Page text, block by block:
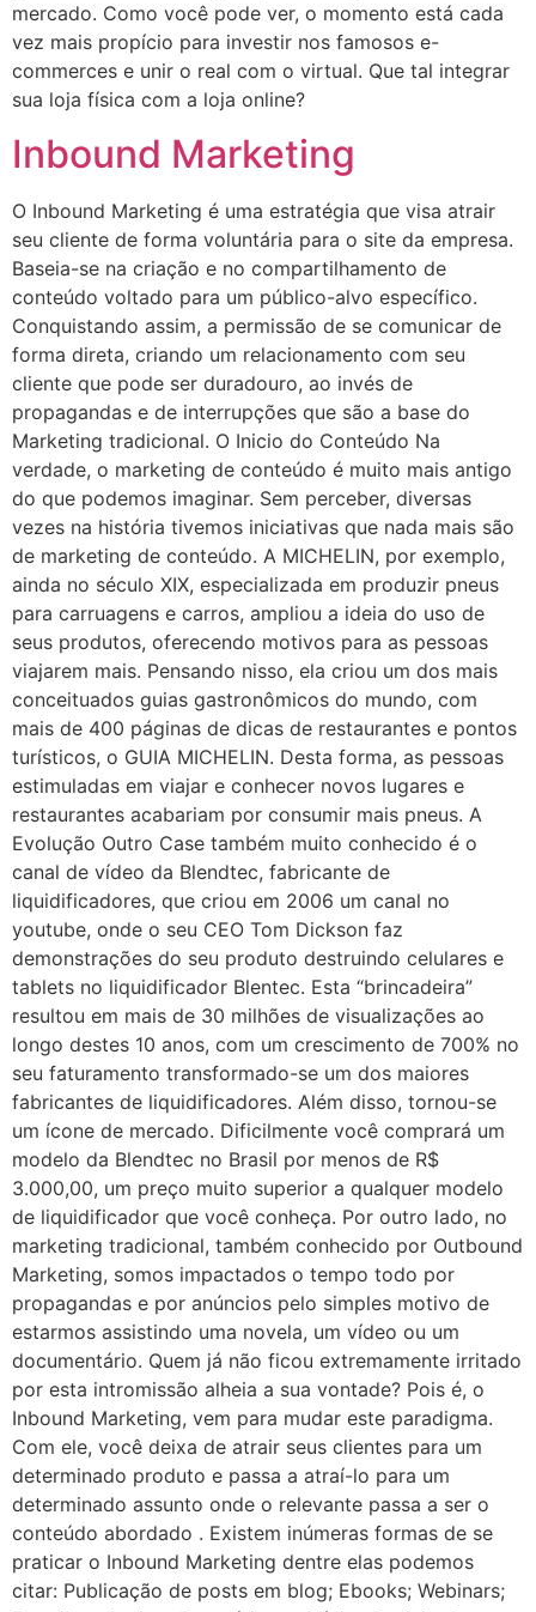
mercado. Como você pode ver, o momento está cada
vez mais propício para investir nos famosos e-
commerces e unir o real com o virtual. Que tal integrar
sua loja física com a loja online?
Inbound Marketing
O Inbound Marketing é uma estratégia que visa atrair
seu cliente de forma voluntária para o site da empresa.
Baseia-se na criação e no compartilhamento de
conteúdo voltado para um público-alvo específico.
Conquistando assim, a permissão de se comunicar de
forma direta, criando um relacionamento com seu
cliente que pode ser duradouro, ao invés de
propagandas e de interrupções que são a base do
Marketing tradicional. O Inicio do Conteúdo Na
verdade, o marketing de conteúdo é muito mais antigo
do que podemos imaginar. Sem perceber, diversas
vezes na história tivemos iniciativas que nada mais são
de marketing de conteúdo. A MICHELIN, por exemplo,
ainda no século XIX, especializada em produzir pneus
para carruagens e carros, ampliou a ideia do uso de
seus produtos, oferecendo motivos para as pessoas
viajarem mais. Pensando nisso, ela criou um dos mais
conceituados guias gastronômicos do mundo, com
mais de 400 páginas de dicas de restaurantes e pontos
turísticos, o GUIA MICHELIN. Desta forma, as pessoas
estimuladas em viajar e conhecer novos lugares e
restaurantes acabariam por consumir mais pneus. A
Evolução Outro Case também muito conhecido é o
canal de vídeo da Blendtec, fabricante de
liquidificadores, que criou em 2006 um canal no
youtube, onde o seu CEO Tom Dickson faz
demonstrações do seu produto destruindo celulares e
tablets no liquidificador Blentec. Esta “brincadeira”
resultou em mais de 30 milhões de visualizações ao
longo destes 10 anos, com um crescimento de 700% no
seu faturamento transformado-se um dos maiores
fabricantes de liquidificadores. Além disso, tornou-se
um ícone de mercado. Dificilmente você comprará um
modelo da Blendtec no Brasil por menos de R$
3.000,00, um preço muito superior a qualquer modelo
de liquidificador que você conheça. Por outro lado, no
marketing tradicional, também conhecido por Outbound
Marketing, somos impactados o tempo todo por
propagandas e por anúncios pelo simples motivo de
estarmos assistindo uma novela, um vídeo ou um
documentário. Quem já não ficou extremamente irritado
por esta intromissão alheia a sua vontade? Pois é, o
Inbound Marketing, vem para mudar este paradigma.
Com ele, você deixa de atrair seus clientes para um
determinado produto e passa a atraí-lo para um
determinado assunto onde o relevante passa a ser o
conteúdo abordado . Existem inúmeras formas de se
praticar o Inbound Marketing dentre elas podemos
citar: Publicação de posts em blog; Ebooks; Webinars;